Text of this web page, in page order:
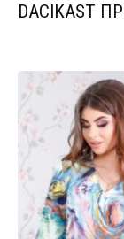
DACIKAST